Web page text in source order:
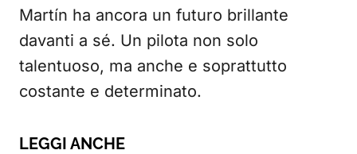
Martín ha ancora un futuro brillante
davanti a sé. Un pilota non solo
talentuoso, ma anche e soprattutto
costante e determinato.
LEGGI ANCHE